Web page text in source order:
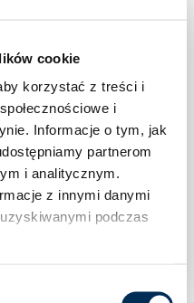
cookie
korzystać z treści i
i
Informacje o tym, jak
partnerom
i analitycznym.
z innymi danymi
podczas
6MM2